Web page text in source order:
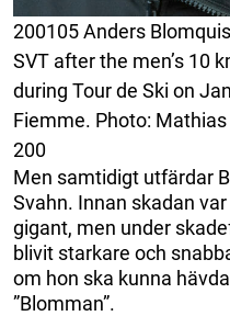
200105 Anders
SVT after the men’s 10
during Tour de Ski on
Fiemme. Photo:
200
Men samtidigt utfärdar
Svahn. Innan skadan
gigant, men under
blivit starkare och
om hon ska kunna
”Blomman”.